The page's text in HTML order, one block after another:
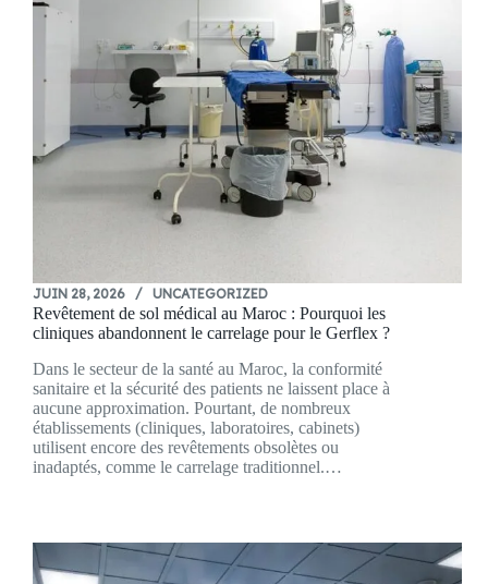
JUIN 28, 2026 UNCATEGORIZED
Revêtement de sol médical au Maroc : Pourquoi les
cliniques abandonnent le carrelage pour le Gerflex ?
Dans le secteur de la santé au Maroc, la conformité
sanitaire et la sécurité des patients ne laissent place à
aucune approximation. Pourtant, de nombreux
établissements (cliniques, laboratoires, cabinets)
utilisent encore des revêtements obsolètes ou
inadaptés, comme le carrelage traditionnel.…